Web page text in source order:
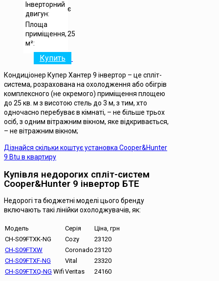
Інверторний
двигун:
є
Площа
приміщення,
м²:
25
Купить
Кондиціонер Купер Хантер 9 інвертор – це спліт-
система, розрахована на охолодження або обігрів
комплексного (не окремого) приміщення площею
до 25 кв. м з висотою стель до 3 м, з тим, хто
одночасно перебуває в кімнаті, – не більше трьох
осіб, з одним вітражним вікном, яке відкривається,
– не вітражним вікном;
Дізнайся скільки коштує установка Cooper&Hunter
9 Btu в квартиру
Купівля недорогих спліт-систем
Cooper&Hunter 9 інвертор БТЕ
Недорогі та бюджетні моделі цього бренду
включають такі лінійки охолоджувачів, як:
Модель Серія
Ціна, грн
CH-S09FTXK-NG
Cozy
23120
CH-S09FTXW
Coronado 23120
CH-S09FTXF-NG
Vital
23320
CH-S09FTXQ-NG Wifi Veritas 24160